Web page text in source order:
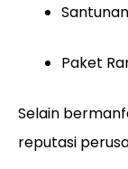
Paket
Selain
reputasi